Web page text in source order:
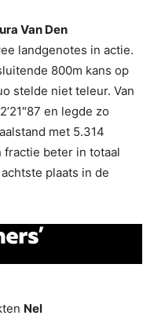
Van Den
landgenotes in actie.
800m kans op
stelde niet teleur. Van
en legde zo
met 5.314
fractie beter in totaal
plaats in de
Nel